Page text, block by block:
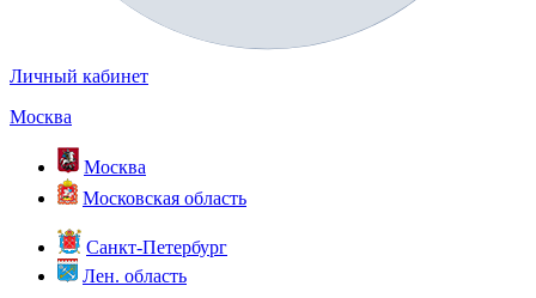
Личный кабинет
Москва
Москва
Московская область
Санкт-Петербург
Лен. область